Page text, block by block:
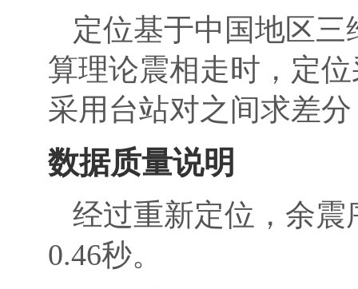
定位基于中国地区三
算理论震相走时，定
采用台站对之间求差
数据质量说明
经过重新定位，余震
0.46秒。